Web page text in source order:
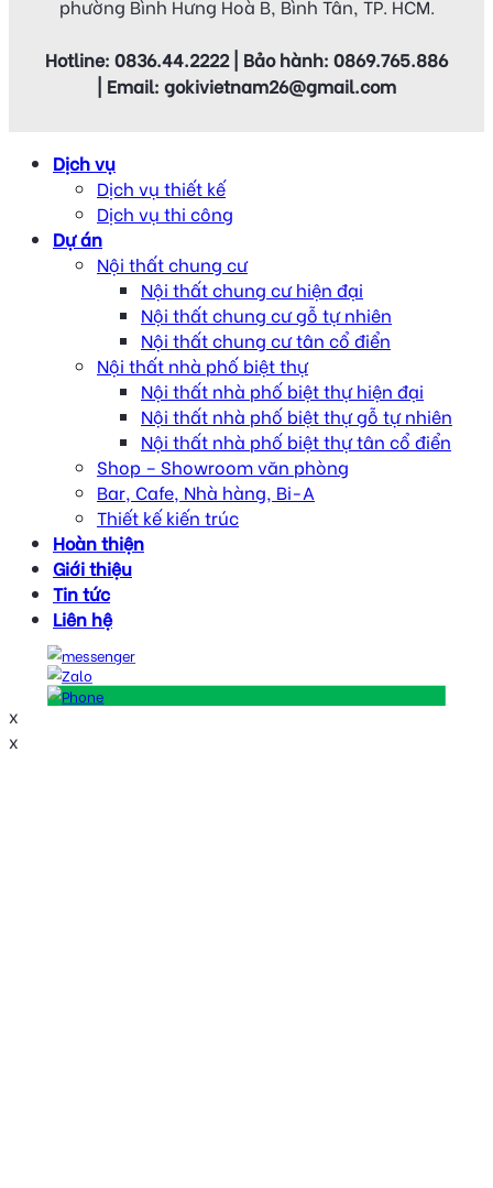
phường Bình Hưng Hoà B, Bình Tân, TP. HCM.
Hotline: 0836.44.2222 | Bảo hành: 0869.765.886
| Email: gokivietnam26@gmail.com
Dịch vụ
Dịch vụ thiết kế
Dịch vụ thi công
Dự án
Nội thất chung cư
Nội thất chung cư hiện đại
Nội thất chung cư gỗ tự nhiên
Nội thất chung cư tân cổ điển
Nội thất nhà phố biệt thự
Nội thất nhà phố biệt thự hiện đại
Nội thất nhà phố biệt thự gỗ tự nhiên
Nội thất nhà phố biệt thự tân cổ điển
Shop – Showroom văn phòng
Bar, Cafe, Nhà hàng, Bi-A
Thiết kế kiến trúc
Hoàn thiện
Giới thiệu
Tin tức
Liên hệ
x
x